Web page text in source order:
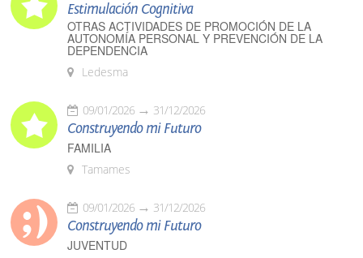
Estimulación Cognitiva
OTRAS ACTIVIDADES DE PROMOCIÓN DE LA
AUTONOMÍA PERSONAL Y PREVENCIÓN DE LA
DEPENDENCIA
Ledesma
09/01/2026 31/12/2026
Construyendo mi Futuro
FAMILIA
Tamames
09/01/2026 31/12/2026
Construyendo mi Futuro
JUVENTUD